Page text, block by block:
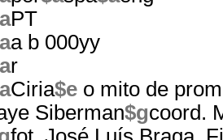
PT
a b 000yy
r
Ciria$eo mito de
Siberman$gcoord.